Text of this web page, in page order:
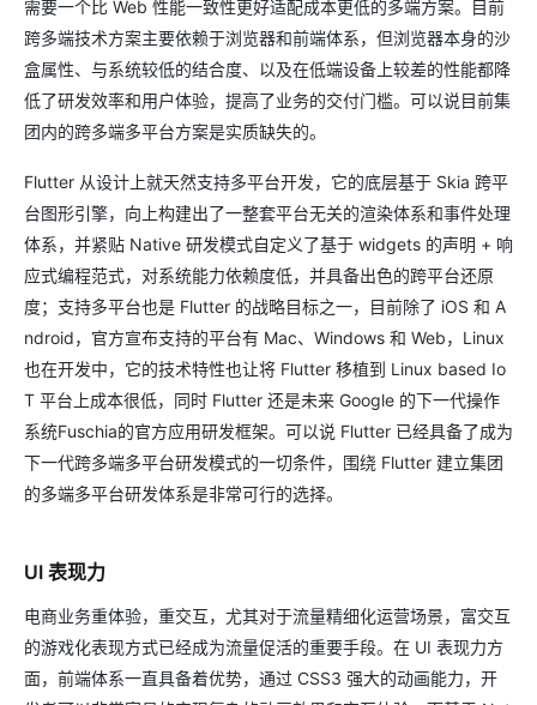
需要一个比 Web 性能一致性更好适配成本更低的多端方案。目前
跨多端技术方案主要依赖于浏览器和前端体系，但浏览器本身的沙
盒属性、与系统较低的结合度、以及在低端设备上较差的性能都降
低了研发效率和用户体验，提高了业务的交付门槛。可以说目前集
团内的跨多端多平台方案是实质缺失的。
Flutter 从设计上就天然支持多平台开发，它的底层基于 Skia 跨平
台图形引擎，向上构建出了一整套平台无关的渲染体系和事件处理
体系，并紧贴 Native 研发模式自定义了基于 widgets 的声明 + 响
应式编程范式，对系统能力依赖度低，并具备出色的跨平台还原
度；支持多平台也是 Flutter 的战略目标之一，目前除了 iOS 和 A
ndroid，官方宣布支持的平台有 Mac、Windows 和 Web，Linux
也在开发中，它的技术特性也让将 Flutter 移植到 Linux based Io
T 平台上成本很低，同时 Flutter 还是未来 Google 的下一代操作
系统Fuschia的官方应用研发框架。可以说 Flutter 已经具备了成为
下一代跨多端多平台研发模式的一切条件，围绕 Flutter 建立集团
的多端多平台研发体系是非常可行的选择。
UI 表现力
电商业务重体验，重交互，尤其对于流量精细化运营场景，富交互
的游戏化表现方式已经成为流量促活的重要手段。在 UI 表现力方
面，前端体系一直具备着优势，通过 CSS3 强大的动画能力，开